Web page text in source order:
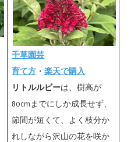
千草園芸
育て方 ・楽天で購入
リトルルビーは、樹高が
80cmまでにしか成長せず、
節間が短くて、よく枝分か
れしながら沢山の花を咲か